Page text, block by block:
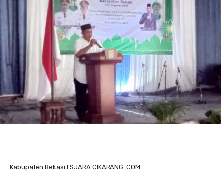
Kabupaten Bekasi I SUARA CIKARANG .COM.